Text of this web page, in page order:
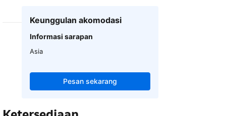
Keunggulan akomodasi
Informasi sarapan
Asia
Pesan sekarang